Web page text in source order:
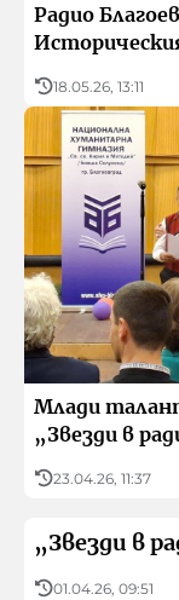
Радио
18.05.26, 13:11
Млади
„Звезди в
23.04.26, 11:37
„Звезди в
01.04.26, 09:51